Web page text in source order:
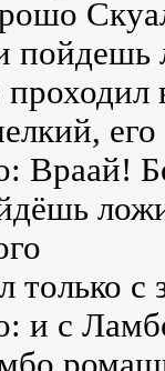
пойдешь
Враай!
только с
и с